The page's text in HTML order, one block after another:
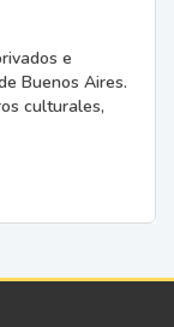
e
Buenos Aires.
culturales,